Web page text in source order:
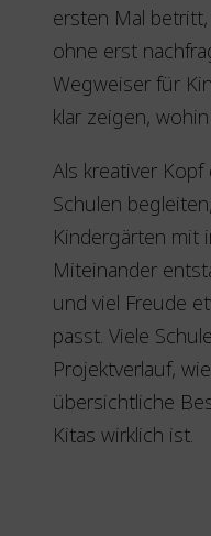
ersten Mal
ohne erst
Wegweiser für
klar zeigen,
Als kreativer
Schulen
Kindergärten mit
Miteinander
und viel Freude
passt. Viele
Projektverlauf,
übersichtliche
Kitas wirklich ist.